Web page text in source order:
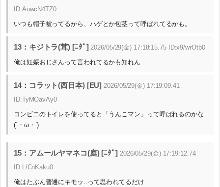
ID:AuwcN4TZ0
いつも帽子被ってるから、ハゲとか包茎って呼ばれてるかも。
13：キジトラ(茸) [ﾆﾀﾞ] 2026/05/29(金) 17:18:15.75 ID:x9/wrOtb0
俺は妊娠おじさんって言われてるかも知れん
14：コラット(西日本) [EU] 2026/05/29(金) 17:19:09.41
ID:TyMOavAy0
コンビニのトイレを使ってると「うんこマン」って呼ばれるのかな
(´・ω・`)
15：アムールヤマネコ(庭) [ﾆﾀﾞ] 2026/05/29(金) 17:19:12.74
ID:L/CnKaku0
俺はたぶん普通にキモッ..って思われてるだけ